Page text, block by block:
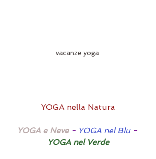
vacanze yoga
YOGA nella Natura
YOGA e Neve - YOGA nel Blu -
YOGA nel Verde